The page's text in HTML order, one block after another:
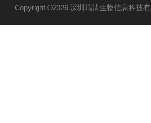
Copyright ©2026 深圳瑞清生物信息科技